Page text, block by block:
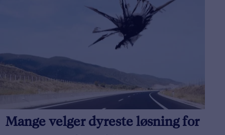
Mange velger dyreste løsning for